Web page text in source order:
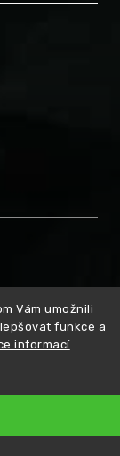
Vám umožnili
funkce a
informací
vyhrazena.